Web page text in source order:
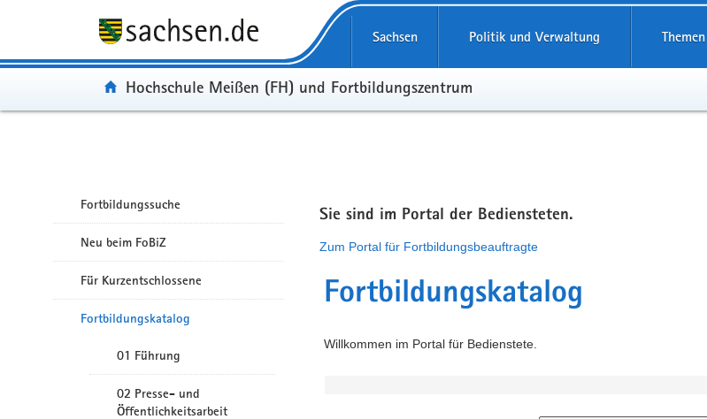
Sachsen Politik und Verwaltung Themen
Portal:
Hochschule Meißen (FH) und Fortbildungszentrum
Fortbildungssuche
Neu beim FoBiZ
Für Kurzentschlossene
Fortbildungskatalog
01 Führung
02 Presse- und
Öffentlichkeitsarbeit
Sie sind im Portal der Bediensteten.
Zum Portal für Fortbildungsbeauftragte
Fortbildungskatalog
Willkommen im Portal für Bedienstete.